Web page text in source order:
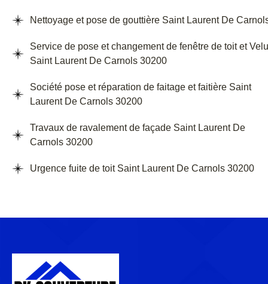
Nettoyage et pose de gouttière Saint Laurent De
Service de pose et changement de fenêtre de toit et
Saint Laurent De Carnols 30200
Société pose et réparation de faitage et faitière Saint
Laurent De Carnols 30200
Travaux de ravalement de façade Saint Laurent De
Carnols 30200
Urgence fuite de toit Saint Laurent De Carnols 30200